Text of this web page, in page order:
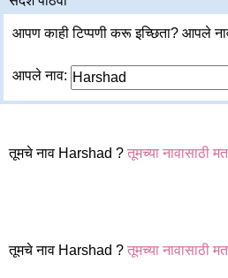
आपण काही टिप्पणी करू इच्छिता? आपले
आपले नाव:
तूमचे नाव Harshad ? तूमच्या नावासाठी मत
तूमचे नाव Harshad ? तूमच्या नावासाठी मत